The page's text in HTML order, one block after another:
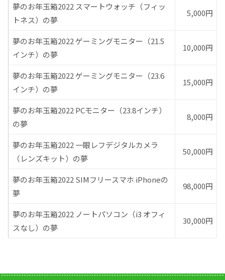
夢のお年玉箱2022 スマートウォッチ（フィッ
トネス）の夢
5,000円
夢のお年玉箱2022 ゲーミングモニター（21.5
インチ）の夢
10,000円
夢のお年玉箱2022 ゲーミングモニター（23.6
インチ）の夢
15,000円
夢のお年玉箱2022 PCモニター（23.8インチ）
の夢
8,000円
夢のお年玉箱2022 一眼レフデジタルカメラ
（レンズキット）の夢
50,000円
夢のお年玉箱2022 SIMフリースマホ iPhoneの
夢
98,000円
夢のお年玉箱2022 ノートパソコン（i3 オフィ
スなし）の夢
30,000円